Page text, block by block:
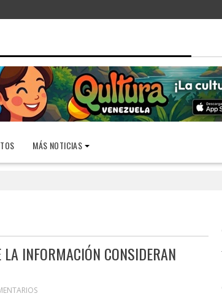
MÁS NOTICIAS
INFORMACIÓN CONSIDERAN